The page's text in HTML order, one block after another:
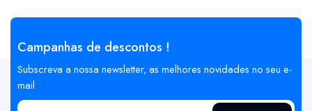
Campanhas de descontos !
Subscreva a nossa newsletter, as melhores novidades no seu e-
mail